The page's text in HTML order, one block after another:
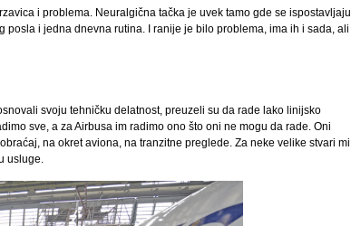
i problema. Neuralgična tačka je uvek tamo gde se ispostavljaju
i jedna dnevna rutina. I ranije je bilo problema, ima ih i sada, ali
svoju tehničku delatnost, preuzeli su da rade lako linijsko
sve, a za Airbusa im radimo ono što oni ne mogu da rade. Oni
na okret aviona, na tranzitne preglede. Za neke velike stvari mi
usluge.